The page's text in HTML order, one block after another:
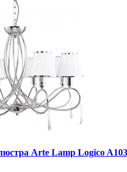
Arte Lamp Logico